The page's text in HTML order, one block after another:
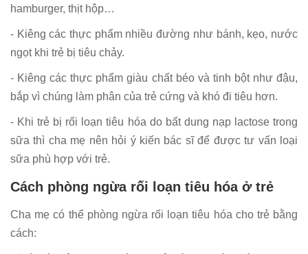
hamburger, thịt hộp…
- Kiêng các thực phẩm nhiều đường như bánh, kẹo, nước
ngọt khi trẻ bị tiêu chảy.
- Kiêng các thực phẩm giàu chất béo và tinh bột như đậu,
bắp vì chúng làm phân của trẻ cứng và khó đi tiêu hơn.
- Khi trẻ bị rối loạn tiêu hóa do bất dung nạp lactose trong
sữa thì cha mẹ nên hỏi ý kiến bác sĩ để được tư vấn loại
sữa phù hợp với trẻ.
Cách phòng ngừa rối loạn tiêu hóa ở trẻ
Cha mẹ có thể phòng ngừa rối loạn tiêu hóa cho trẻ bằng
cách: